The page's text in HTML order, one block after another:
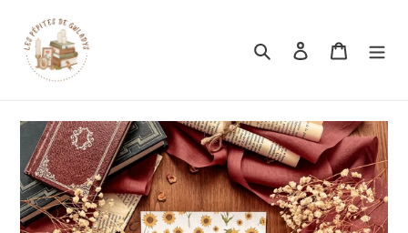
RechercherSe connecter
Panier